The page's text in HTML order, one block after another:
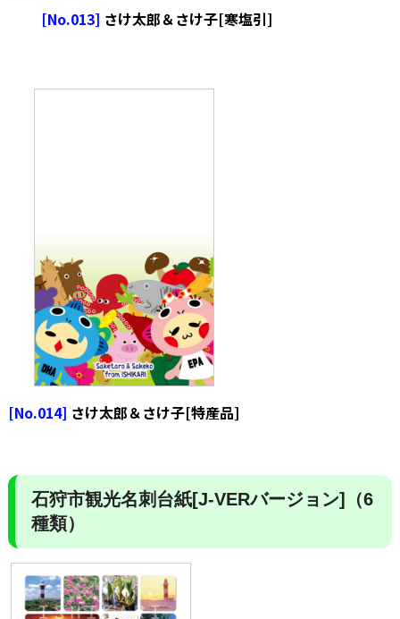
[No.013] さけ太郎＆さけ子[寒塩引]
[No.014] さけ太郎＆さけ子[特産品]
石狩市観光名刺台紙[J-VERバージョン]（6
種類）